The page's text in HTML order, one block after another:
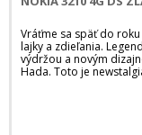
Vráťme sa späť do
lajky a zdieľania.
výdržou a novým
Hada. Toto je